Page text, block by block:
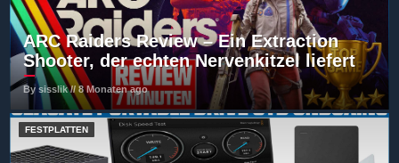
ARC Raiders Review – Ein Extraction
Shooter, der echten Nervenkitzel liefert
By sisslik // 8 Monaten ago
FESTPLATTEN